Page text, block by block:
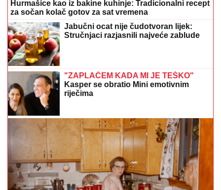
Hurmašice kao iz bakine kuhinje: Tradicionalni recept
za sočan kolač gotov za sat vremena
Jabučni ocat nije čudotvoran lijek:
Stručnjaci razjasnili najveće zablude
"ZAPLAČEM KADA MI JE TEŠKO"
Kasper se obratio Mini emotivnim
riječima